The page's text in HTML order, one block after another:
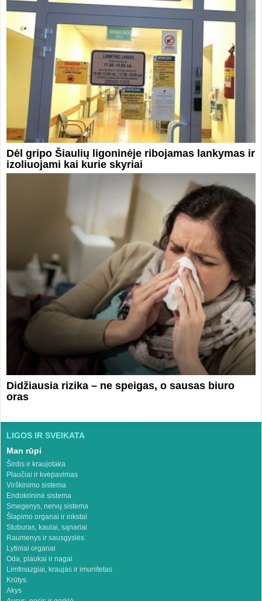
Dėl gripo Šiaulių ligoninėje ribojamas lankymas ir
izoliuojami kai kurie skyriai
Didžiausia rizika – ne speigas, o sausas biuro
oras
LIGOS IR SVEIKATA
Man rūpi
Širdis ir kraujotaka
Plaučiai ir kvėpavimas
Virškinimo sistema
Endokrininė sistema
Smegenys, nervų sistema
Šlapimo organai ir inkstai
Stuburas, kaulai, sąnariai
Raumenys ir sausgyslės
Lytiniai organai
Oda, plaukai ir nagai
Limfmazgiai, kraujas ir imunitetas
Krūtys
Akys